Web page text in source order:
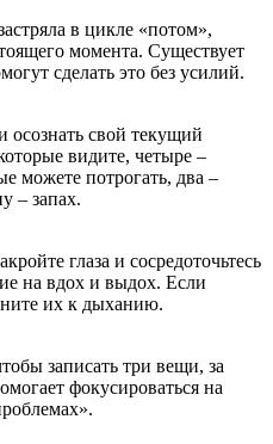
в цикле «потом»,
момента. Существует
сделать это без усилий.
осознать свой текущий
видите, четыре –
можете потрогать, два –
– запах.
глаза и сосредоточьтесь
на вдох и выдох. Если
их к дыханию.
записать три вещи, за
фокусироваться на